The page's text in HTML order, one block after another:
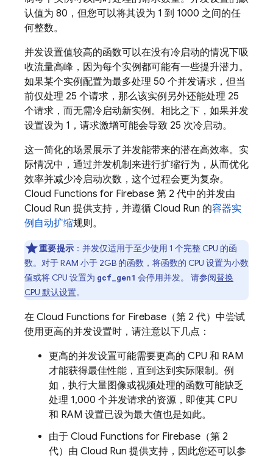
认值为 80，但您可以将其设为 1 到 1000 之间的任
何整数。
并发设置值较高的函数可以在没有冷启动的情况下吸
收流量高峰，因为每个实例都可能有一些提升潜力。
如果某个实例配置为最多处理 50 个并发请求，但当
前仅处理 25 个请求，那么该实例另外还能处理 25
个请求，而无需冷启动新实例。相比之下，如果并发
设置设为 1，请求激增可能会导致 25 次冷启动。
这一简化的场景展示了并发能带来的潜在高效率。实
际情况中，通过并发机制来进行扩缩行为，从而优化
效率并减少冷启动次数，这个过程会更为复杂。
Cloud Functions for Firebase 第 2 代中的并发由
Cloud Run 提供支持，并遵循 Cloud Run 的容器实
例自动扩缩规则。
重要提示 ：并发仅适用于至少使用 1 个完整 CPU 的函
数。对于 RAM 小于 2GB 的函数，将函数的 CPU 设置为小数
值或将 CPU 设置为 gcf_gen1 会停用并发。 请参阅替换
CPU 默认设置。
在 Cloud Functions for Firebase （第 2 代）中尝试
使用更高的并发设置时，请注意以下几点：
更高的并发设置可能需要更高的 CPU 和 RAM
才能获得最佳性能，直到达到实际限制。例
如，执行大量图像或视频处理的函数可能缺乏
处理 1,000 个并发请求的资源，即使其 CPU
和 RAM 设置已设为最大值也是如此。
由于 Cloud Functions for Firebase （第 2
代）由 Cloud Run 提供支持，因此您还可以参